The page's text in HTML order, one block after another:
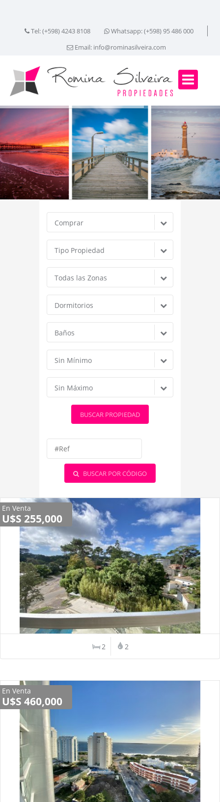
Tel: (+598) 4243 8108
Whatsapp: (+598) 95 486 000
Email: info@rominasilveira.com
Comprar
Tipo Propiedad
Todas las Zonas
Dormitorios
Baños
Sin Mínimo
Sin Máximo
BUSCAR PROPIEDAD
BUSCAR POR CÓDIGO
En Venta
U$S 255,000
2 2
En Venta
U$S 460,000